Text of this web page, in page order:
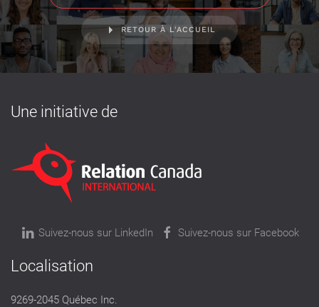
RETOUR À L'ACCUEIL
Une initiative de
Suivez-nous sur LinkedIn Suivez-nous sur Facebook
Localisation
9269-2045 Québec Inc.